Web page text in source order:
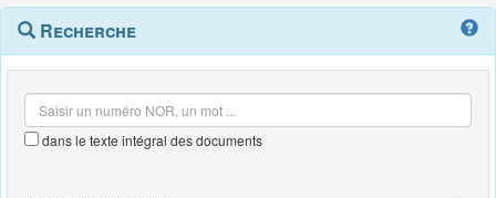
Navigation
outils
Menu
contextuel
Recherche
dans le texte intégral des documents